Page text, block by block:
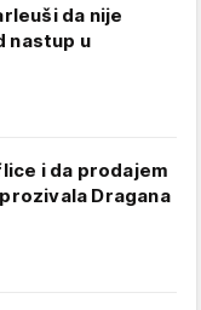
da nije
nastup u
i da prodajem
Dragana